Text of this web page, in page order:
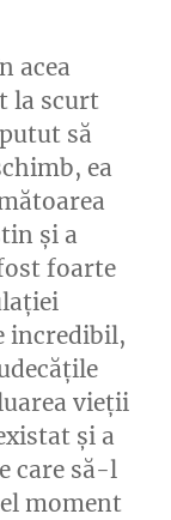
acea
la scurt
să
ea
și a
foarte
incredibil,
vieții
și a
care să-l
moment